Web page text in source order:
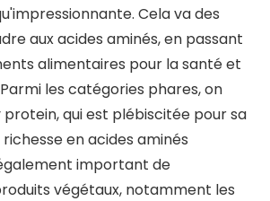
Cela va des
aux acides aminés, en passant
alimentaires pour la santé et
les catégories phares, on
qui est plébiscitée pour sa
en acides aminés
important de
végétaux, notamment les